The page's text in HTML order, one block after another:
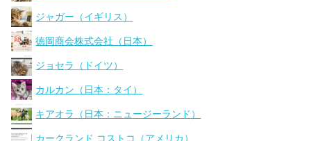
ジャガー（イギリス）
徳岡商会株式会社（日本）
ジョセラ（ドイツ）
カルカン（日本：タイ）
キアオラ（日本：ニュージーランド）
カークランド コストコ（アメリカ）